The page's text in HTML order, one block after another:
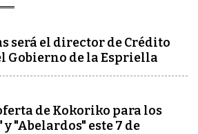
será el director de Crédito
Gobierno de la Espriella
de Kokoriko para los
y "Abelardos" este 7 de